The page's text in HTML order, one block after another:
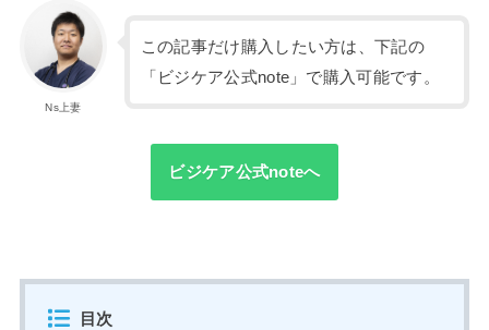
Ns上妻
この記事だけ購入したい方は、下記の
「ビジケア公式note」で購入可能です。
ビジケア公式noteへ
目次